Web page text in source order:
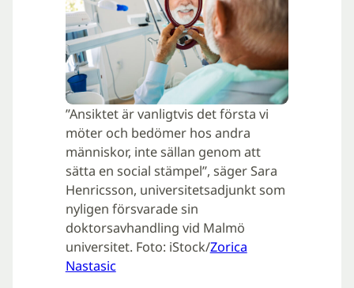
”Ansiktet är vanligtvis det första vi
möter och bedömer hos andra
människor, inte sällan genom att
sätta en social stämpel”, säger Sara
Henricsson, universitetsadjunkt som
nyligen försvarade sin
doktorsavhandling vid Malmö
universitet. Foto: iStock/Zorica
Nastasic